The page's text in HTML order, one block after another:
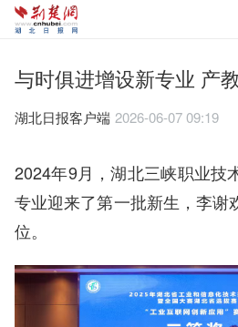
与时俱进增设新专业 产
湖北日报客户端 2026-06-07 09:19
2024年9月，湖北三峡职业技
专业迎来了第一批新生，李谢
位。